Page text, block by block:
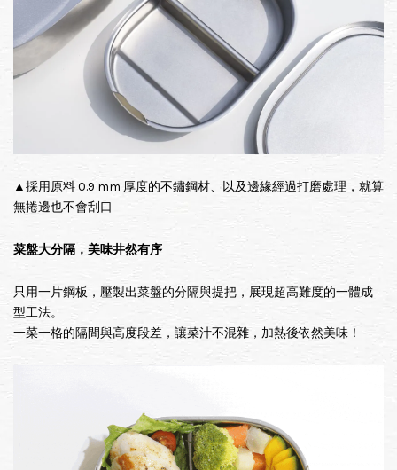
▲採用原料 0.9 mm 厚度的不鏽鋼材、以及邊緣經過打磨處理，就算
無捲邊也不會刮口
菜盤大分隔，美味井然有序
只用一片鋼板，壓製出菜盤的分隔與提把，展現超高難度的一體成
型工法。
一菜一格的隔間與高度段差，讓菜汁不混雜，加熱後依然美味！